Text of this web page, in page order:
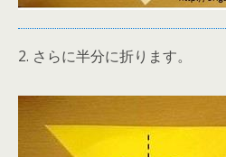
2. さらに半分に折ります。